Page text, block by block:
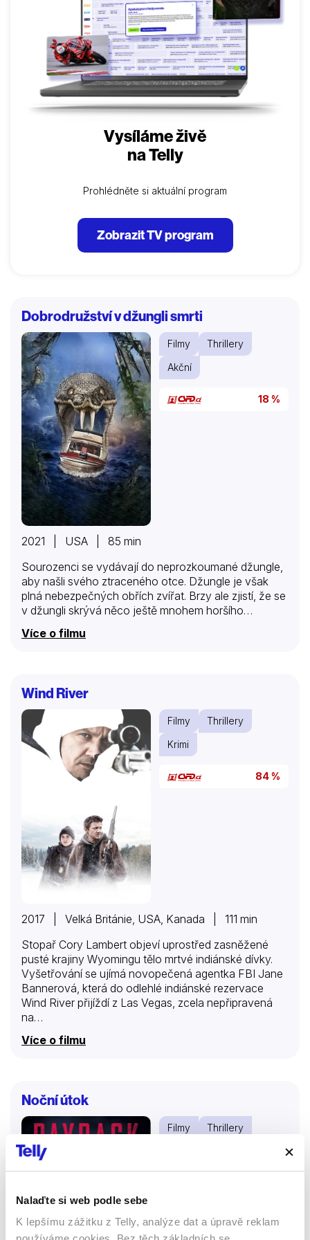
Nalaďte si web podle sebe
K lepšímu zážitku z Telly, analýze dat a úpravě reklam
Vysíláme živě
na Telly
Prohlédněte si aktuální program
Zobrazit TV program
Dobrodružství v džungli smrti
Filmy
Thrillery
Akční
18 %
2021 | USA | 85 min
Sourozenci se vydávají do neprozkoumané džungle,
aby našli svého ztraceného otce. Džungle je však
plná nebezpečných obřích zvířat. Brzy ale zjistí, že se
v džungli skrývá něco ještě mnohem horšího…
Více o filmu
Wind River
Filmy
Thrillery
Krimi
84 %
2017 | Velká Británie, USA, Kanada | 111 min
Stopař Cory Lambert objeví uprostřed zasněžené
pusté krajiny Wyomingu tělo mrtvé indiánské dívky.
Vyšetřování se ujímá novopečená agentka FBI Jane
Bannerová, která do odlehlé indiánské rezervace
Wind River přijíždí z Las Vegas, zcela nepřipravená
na…
Více o filmu
Noční útok
Filmy
Thrillery